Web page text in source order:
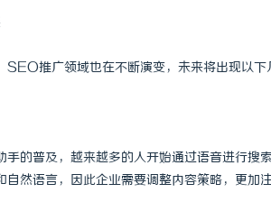
SEO推广领域也在不断演变，未来将出现以下
手的普及，越来越多的人开始通过语音进行
自然语言，因此企业需要调整内容策略，更加